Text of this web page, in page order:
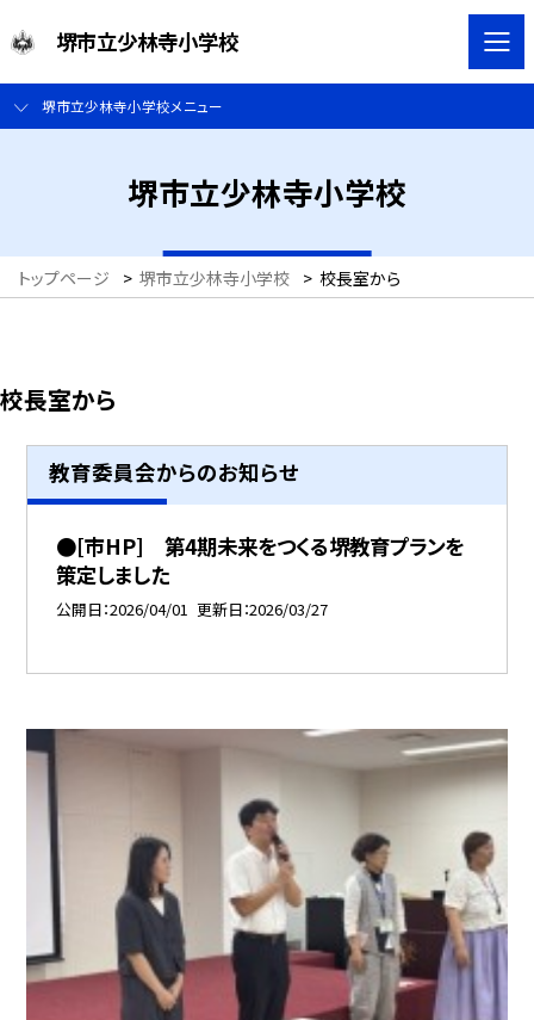
堺市立少林寺小学校
堺市立少林寺小学校メニュー
堺市立少林寺小学校
トップページ > 堺市立少林寺小学校 > 校長室から
校長室から
教育委員会からのお知らせ
●[市HP] 第4期未来をつくる堺教育プランを
策定しました
公開日 2026/04/01 更新日 2026/03/27